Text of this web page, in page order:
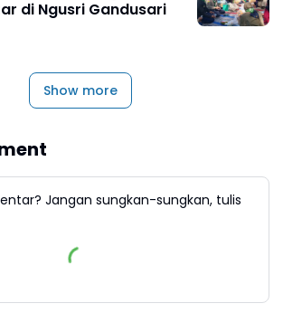
di Ngusri Gandusari
Show more
Jangan sungkan-sungkan, tulis